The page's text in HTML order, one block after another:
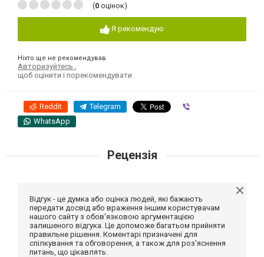
(0 оцінок)
Я рекомендую
Ніхто ще не рекомендував
Авторизуйтесь
щоб оцінити і порекомендувати
Reddit Telegram
WhatsApp
Рецензія
Відгук - це думка або оцінка людей, які бажають
передати досвід або враження іншим користувачам
нашого сайту з обов'язковою аргументацією
залишеного відгука. Це допоможе багатьом прийняти
правильне рішення. Коментарі призначені для
спілкування та обговорення, а також для роз'яснення
питань, що цікавлять.